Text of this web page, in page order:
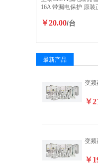
16A 带漏电保护 原装
￥20.00/台
最新产品
变频
￥
变频
￥